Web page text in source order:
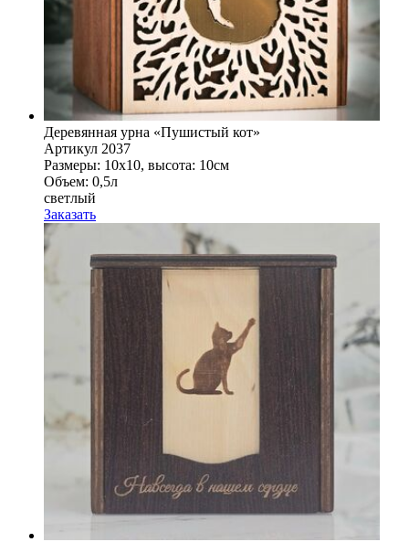
Деревянная урна «Пушистый кот»
Артикул 2037
Размеры: 10x10, высота: 10см
Объем: 0,5л
светлый
Заказать